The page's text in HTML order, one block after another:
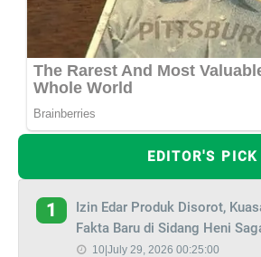
EDITOR'S PICK
1
Izin Edar Produk Disorot,
Fakta Baru di Sidang Heni
10|July 29, 2026 00:25:00